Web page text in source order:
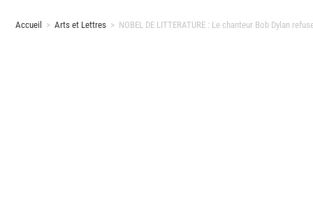
Accueil > Arts et Lettres > NOBEL DE LITTERATURE : Le chanteur Bob Dylan